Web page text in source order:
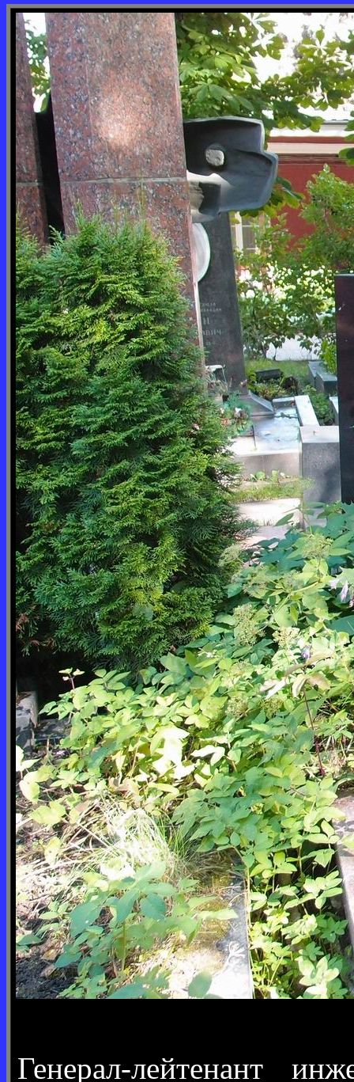
Генерал-лейтенант